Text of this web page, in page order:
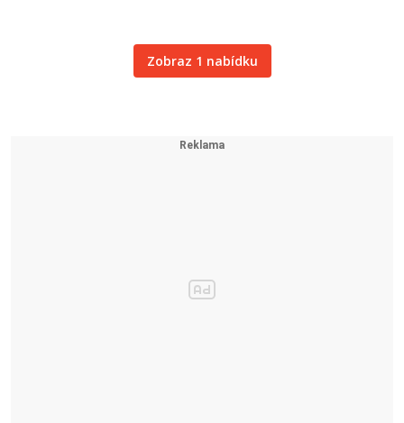
Zobraz 1 nabídku